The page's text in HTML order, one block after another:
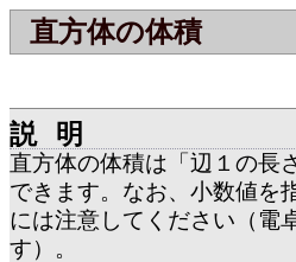
直方体の体積
説明
直方体の体積は「辺１の長
できます。なお、小数値を
には注意してください（電
す）。